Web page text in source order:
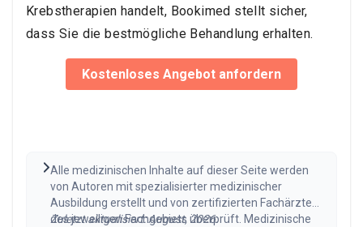
Krebstherapien handelt, Bookimed stellt sicher,
dass Sie die bestmögliche Behandlung erhalten.
Kostenloses Angebot anfordern
Alle medizinischen Inhalte auf dieser Seite werden
von Autoren mit spezialisierter medizinischer
Ausbildung erstellt und von zertifizierten Fachärzten
des jeweiligen Fachgebiets überprüft. Medizinische
Zuletzt aktualisiert: August, 2026.